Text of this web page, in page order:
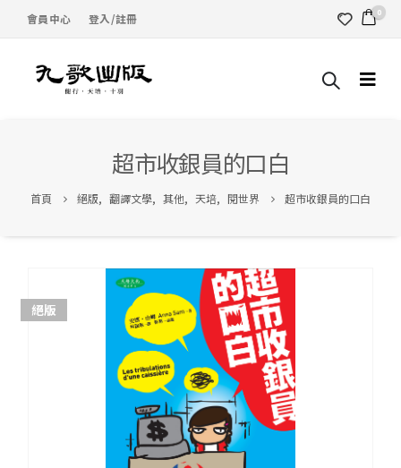
會員中心 登入/註冊 0
超市收銀員的口白
首頁 絕版, 翻譯文學, 其他, 天培, 閱世界 超市收銀員的口白
絕版